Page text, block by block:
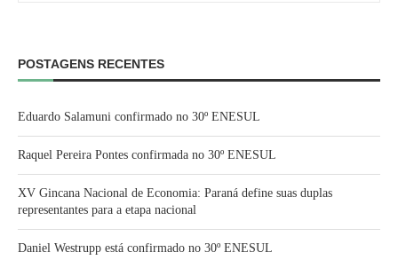
POSTAGENS RECENTES
Eduardo Salamuni confirmado no 30º ENESUL
Raquel Pereira Pontes confirmada no 30º ENESUL
XV Gincana Nacional de Economia: Paraná define suas duplas
representantes para a etapa nacional
Daniel Westrupp está confirmado no 30º ENESUL